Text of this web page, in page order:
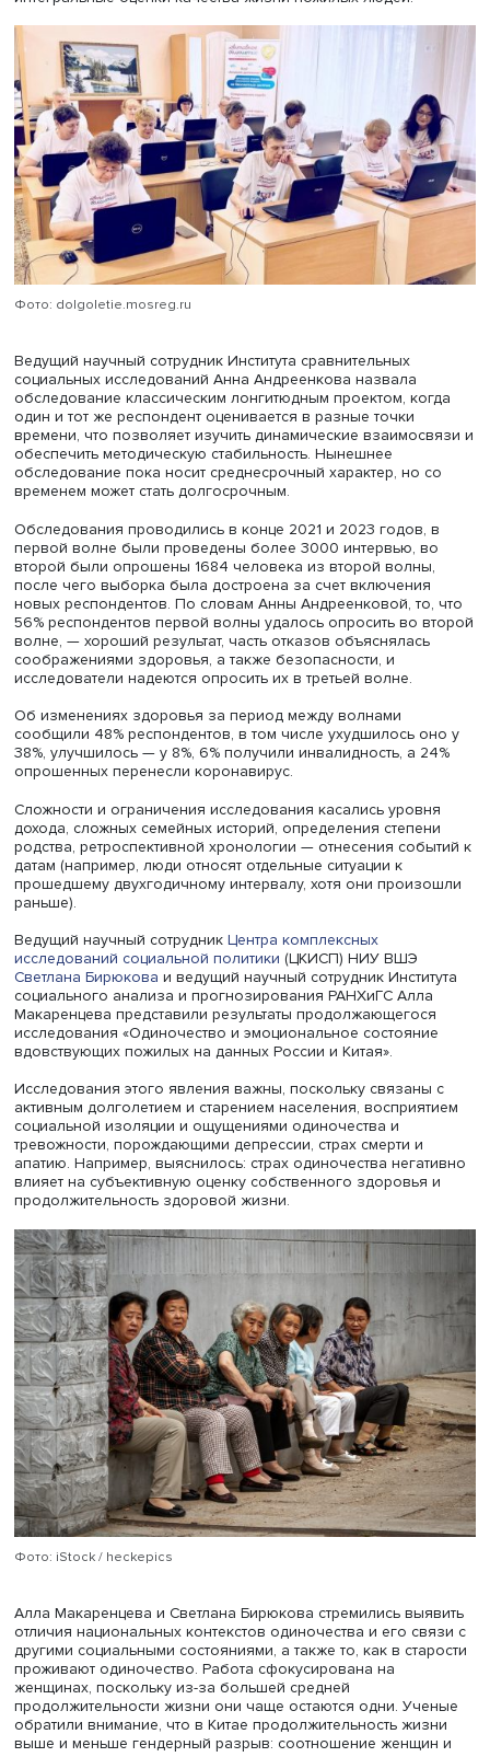
Большое внимание в опросе уделяется сбору
когнитивном, физическом и ментальном здоровье,
доступности медицинского обслуживания, что важно
России, где не хватает комплексной информации о
людей старшего возраста. Другим важным блоком
обследования Оксана Синявская назвала данные об
развития цифровых навыков респондентов. Также оно
содержит вопросы о субъективном благополучии и
в 2021 году были включены вопросы об эйджизме, а в
— о гордости за страну. Сочетание информации о
сферах жизни респондентов позволяет разрабатывать
интегральные оценки качества жизни пожилых людей.
Фото: dolgoletie.mosreg.ru
Ведущий научный сотрудник Института сравнительных
социальных исследований Анна Андреенкова назвала
обследование классическим лонгитюдным проектом,
один и тот же респондент оценивается в разные точки
времени, что позволяет изучить динамические
обеспечить методическую стабильность. Нынешнее
временем может стать долгосрочным.
Обследования проводились в конце 2021 и 2023
первой волне были проведены более 3000 интервью,
второй были опрошены 1684 человека из второй
новых респондентов. По словам Анны Андреенковой,
56% респондентов первой волны удалось опросить во
волне, — хороший результат, часть отказов
соображениями здоровья, а также безопасности, и
исследователи надеются опросить их в третьей волне.
сообщили 48% респондентов, в том числе ухудшилось
38%, улучшилось — у 8%, 6% получили инвалидность, а
опрошенных перенесли коронавирус.
Сложности и ограничения исследования касались
дохода, сложных семейных историй, определения
датам (например, люди относят отдельные ситуации к
прошедшему двухгодичному интервалу, хотя они
раньше).
Ведущий научный сотрудникЦентра комплексных
исследований социальной политики(ЦКИСП) НИУ ВШЭ
Светлана Бирюковаи ведущий научный сотрудник
социального анализа и прогнозирования РАНХиГС
Макаренцева представили результаты
исследования «Одиночество и эмоциональное
вдовствующих пожилых на данных России и Китая».
Исследования этого явления важны, поскольку
активным долголетием и старением населения,
тревожности, порождающими депрессии, страх смерти и
влияет на субъективную оценку собственного
продолжительность здоровой жизни.